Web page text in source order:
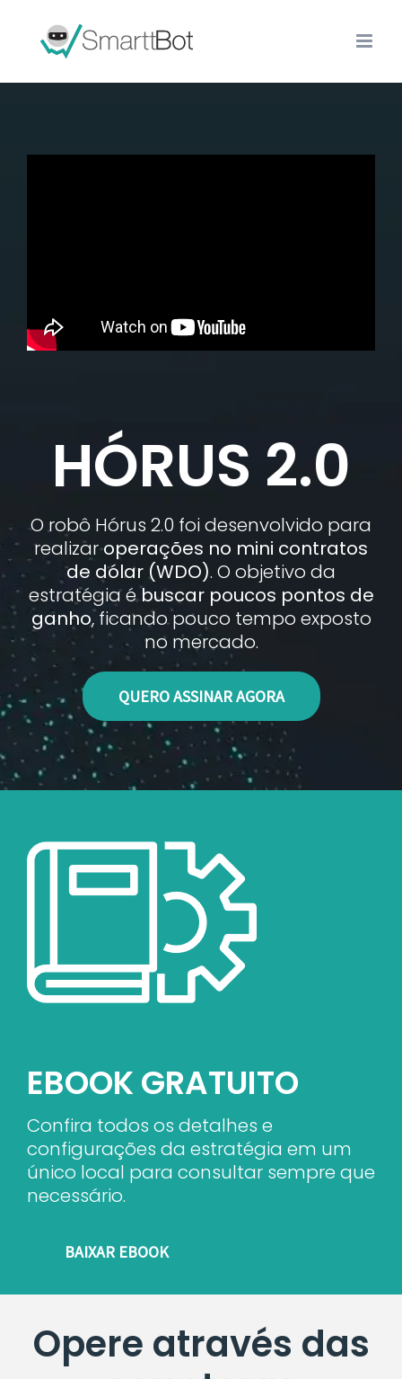
HÓRUS 2.0
O robô Hórus 2.0 foi desenvolvido para
realizaroperações no mini contratos
de dólar (WDO). O objetivo da
estratégia ébuscar poucos pontos de
ganho, ficando pouco tempo exposto
no mercado.
QUERO ASSINAR AGORA
EBOOK GRATUITO
Confira todos os detalhes e
configurações da estratégia em um
único local para consultar sempre que
necessário.
BAIXAR EBOOK
Opere através das